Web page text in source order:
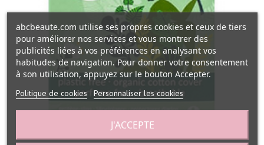
abcbeaute.com utilise ses propres cookies et ceux de tiers
pour améliorer nos services et vous montrer des
publicités liées à vos préférences en analysant vos
habitudes de navigation. Pour donner votre consentement
à son utilisation, appuyez sur le bouton Accepter.
Politique de cookies Personnaliser les cookies
J'ACCEPTE